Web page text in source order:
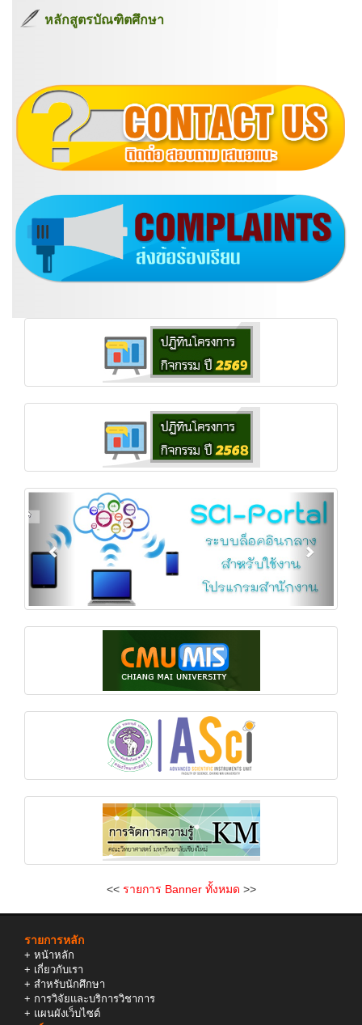
หลักสูตรบัณฑิตศึกษา
<< รายการ Banner ทั้งหมด >>
รายการหลัก
+ หน้าหลัก
+ เกี่ยวกับเรา
+ สำหรับนักศึกษา
+ การวิจัยและบริการวิชาการ
+ แผนผังเว็บไซต์